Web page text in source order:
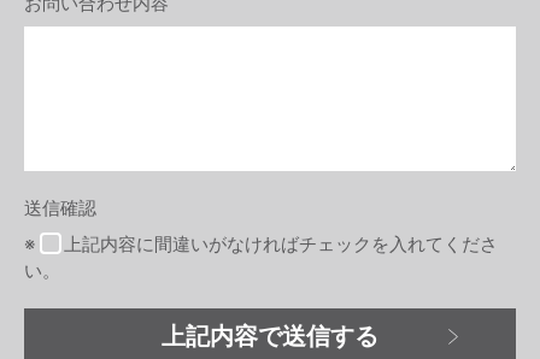
送信確認
※
上記内容に間違いがなければチェックを入れてくださ
い。